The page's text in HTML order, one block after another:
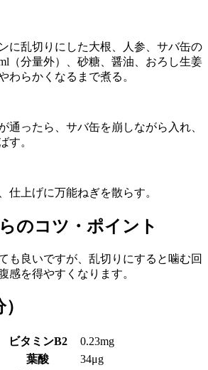
に乱切りにした大根、人参、サバ缶の
（分量外）、砂糖、醤油、おろし生姜
わらかくなるまで煮る。
通ったら、サバ缶を崩しながら入れ、
す。
仕上げに万能ねぎを散らす。
のコツ・ポイント
も良いですが、乱切りにすると噛む回
感を得やすくなります。
ビタミンB2
0.23mg
葉酸
34μg